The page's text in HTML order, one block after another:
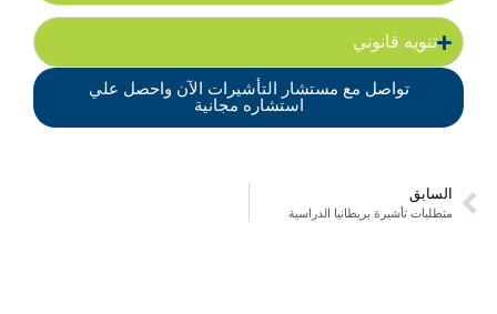
تنويه قانوني
تواصل مع مستشار التأشيرات الآن واحصل علي
استشاره مجانية
السابق
متطلبات تأشيرة بريطانيا الدراسية